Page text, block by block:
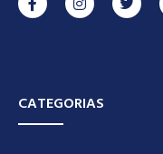
CATEGORIAS